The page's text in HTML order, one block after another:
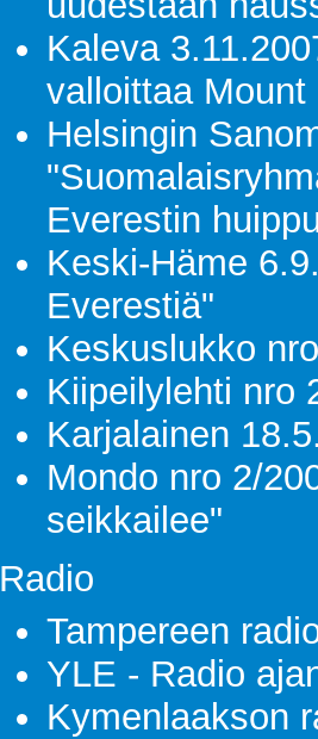
Kaleva
valloittaa
Helsingin
Everestin
Keski-Häme
Everestiä"
Keskuslukko
Kiipeilylehti nro
Karjalainen
Mondo nro 2/
seikkailee"
Radio
Tampereen
YLE - Radio
Kymenlaakson